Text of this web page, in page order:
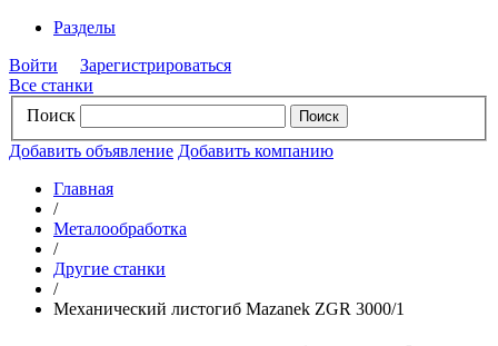
Разделы
Войти
Зарегистрироваться
Все станки
Поиск
Добавить объявление Добавить компанию
Главная
/
Металообработка
/
Другие станки
/
Механический листогиб Mazanek ZGR 3000/1